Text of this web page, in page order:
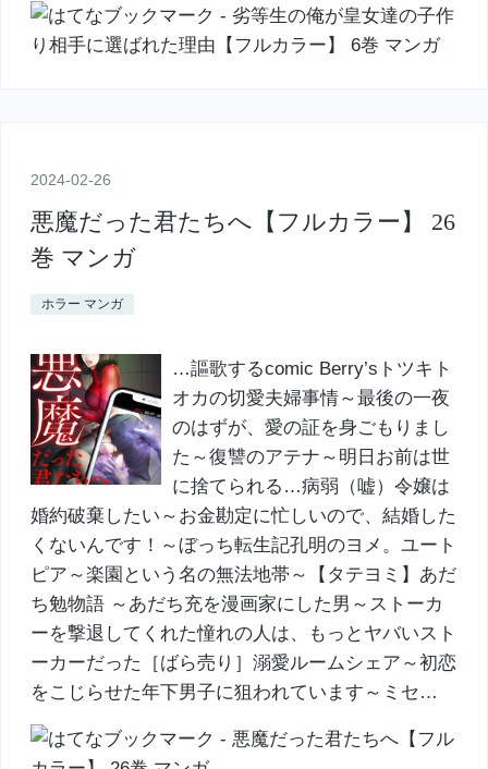
2024-02-26
悪魔だった君たちへ【フルカラー】 26
巻 マンガ
ホラー マンガ
…謳歌するcomic Berry’sトツキト
オカの切愛夫婦事情～最後の一夜
のはずが、愛の証を身ごもりまし
た～復讐のアテナ～明日お前は世
に捨てられる…病弱（嘘）令嬢は
婚約破棄したい～お金勘定に忙しいので、結婚した
くないんです！～ぼっち転生記孔明のヨメ。ユート
ピア～楽園という名の無法地帯～【タテヨミ】あだ
ち勉物語 ～あだち充を漫画家にした男～ストーカ
ーを撃退してくれた憧れの人は、もっとヤバいスト
ーカーだった［ばら売り］溺愛ルームシェア～初恋
をこじらせた年下男子に狙われています～ミセ…